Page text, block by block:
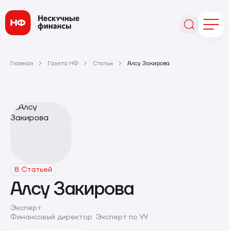
Главная Газета НФ Статьи Алсу Закирова
8 Статьей
Алсу Закирова
Эксперт
Финансовый директор. Эксперт по УУ.